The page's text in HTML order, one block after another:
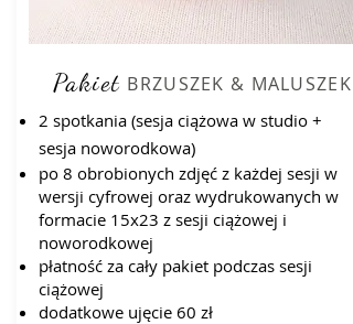
Pakiet BRZUSZEK & MALUSZEK
2 spotkania (sesja ciążowa w studio +
sesja noworodkowa)
po 8 obrobionych zdjęć z każdej sesji w
wersji cyfrowej oraz wydrukowanych w
formacie 15x23 z sesji ciążowej i
noworodkowej
płatność za cały pakiet podczas sesji
ciążowej
dodatkowe ujęcie 60 zł